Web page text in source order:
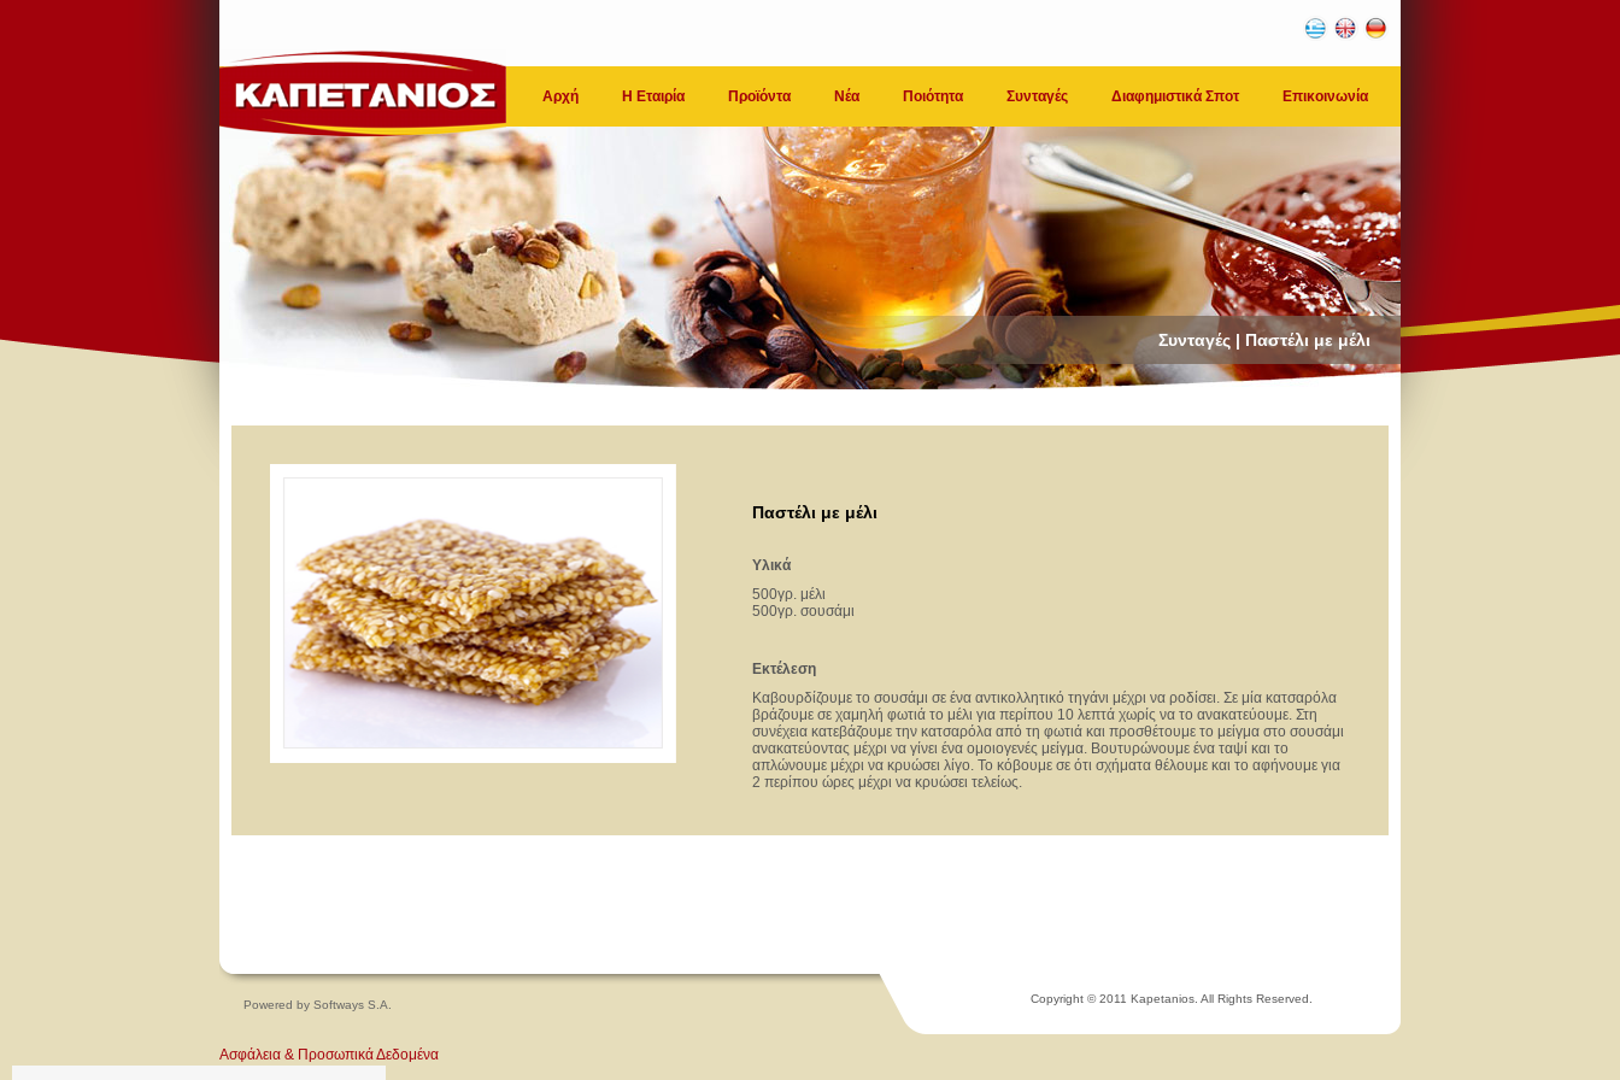
Αρχή Η Εταιρία Προϊόντα Νέα Ποιότητα Συνταγές Διαφημιστικά Σποτ Επικοινωνία
Συνταγές | Παστέλι με μέλι
Παστέλι με μέλι
Υλικά
500γρ. μέλι
500γρ. σουσάμι
Εκτέλεση
Καβουρδίζουμε το σουσάμι σε ένα αντικολλητικό τηγάνι μέχρι να ροδίσει. Σε μία κατσαρόλα
βράζουμε σε χαμηλή φωτιά το μέλι για περίπου 10 λεπτά χωρίς να το ανακατεύουμε. Στη
συνέχεια κατεβάζουμε την κατσαρόλα από τη φωτιά και προσθέτουμε το μείγμα στο σουσάμι
ανακατεύοντας μέχρι να γίνει ένα ομοιογενές μείγμα. Βουτυρώνουμε ένα ταψί και το
απλώνουμε μέχρι να κρυώσει λίγο. Το κόβουμε σε ότι σχήματα θέλουμε και το αφήνουμε για
2 περίπου ώρες μέχρι να κρυώσει τελείως.
Powered by Softways S.A. Copyright © 2011 Kapetanios. All Rights Reserved.
Ασφάλεια & Προσωπικά Δεδομένα